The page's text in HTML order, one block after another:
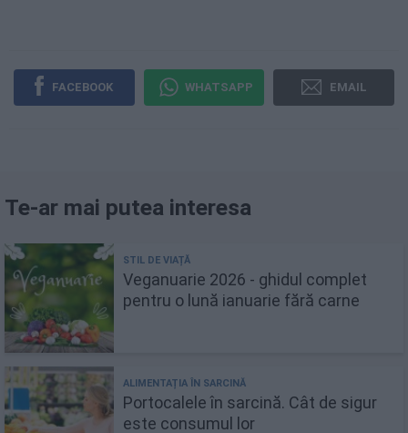
FACEBOOK WHATSAPP EMAIL
Te-ar mai putea interesa
Veganuarie 2026 - ghidul complet
pentru o lună ianuarie fără carne
Portocalele în sarcină. Cât de sigur
este consumul lor